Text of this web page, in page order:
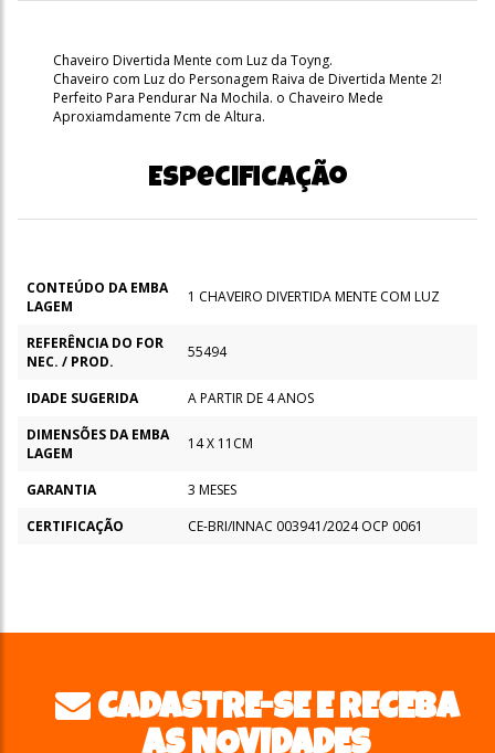
Chaveiro Divertida Mente com Luz da Toyng.
Chaveiro com Luz do Personagem Raiva de Divertida Mente 2!
Perfeito Para Pendurar Na Mochila. o Chaveiro Mede
Aproxiamdamente 7cm de Altura.
Especificação
CONTEÚDO DA EMBA
LAGEM
1 CHAVEIRO DIVERTIDA MENTE COM LUZ
REFERÊNCIA DO FOR
NEC. / PROD.
55494
IDADE SUGERIDA
A PARTIR DE 4 ANOS
DIMENSÕES DA EMBA
LAGEM
14 X 11CM
GARANTIA
3 MESES
CERTIFICAÇÃO
CE-BRI/INNAC 003941/2024 OCP 0061
CADASTRE-SE E RECEBA